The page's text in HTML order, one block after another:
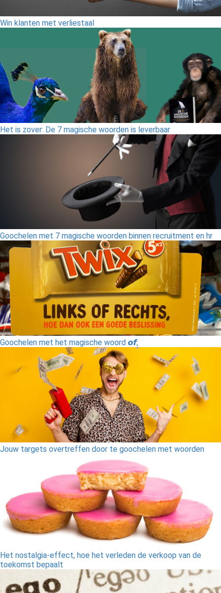
Win klanten met verliestaal
Het is zover: De 7 magische woorden is leverbaar
Goochelen met 7 magische woorden binnen recruitment en hr
Goochelen met het magische woord 𝙤𝙛,
Jouw targets overtreffen door te goochelen met woorden
Het nostalgia-effect, hoe het verleden de verkoop van de
toekomst bepaalt